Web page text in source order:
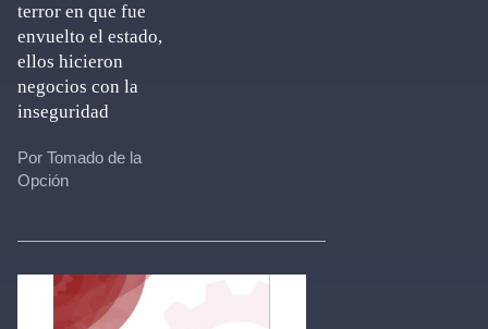
terror en que fue
envuelto el estado,
ellos hicieron
negocios con la
inseguridad
Por Tomado de la
Opción